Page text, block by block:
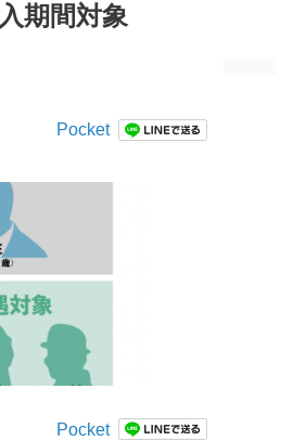
期間対象
Pocket
Pocket